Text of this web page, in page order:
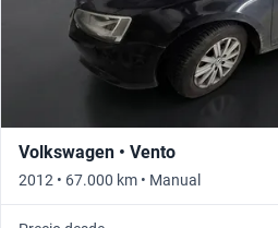
Volkswagen • Vento
2012 • 67.000 km • Manual